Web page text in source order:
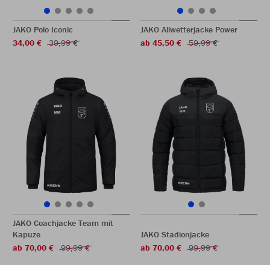
JAKO Polo Iconic
34,00 €
39,99 €
JAKO Allwetterjacke Power
ab 45,50 €
59,99 €
JAKO Coachjacke Team mit
Kapuze
ab 70,00 €
99,99 €
JAKO Stadionjacke
ab 70,00 €
99,99 €